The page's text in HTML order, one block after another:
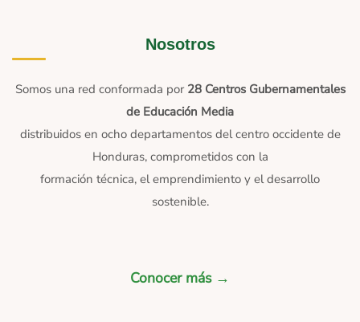
Nosotros
Somos una red conformada por 28 Centros Gubernamentales
de Educación Media
distribuidos en ocho departamentos del centro occidente de
Honduras, comprometidos con la
formación técnica, el emprendimiento y el desarrollo
sostenible.
Conocer más →